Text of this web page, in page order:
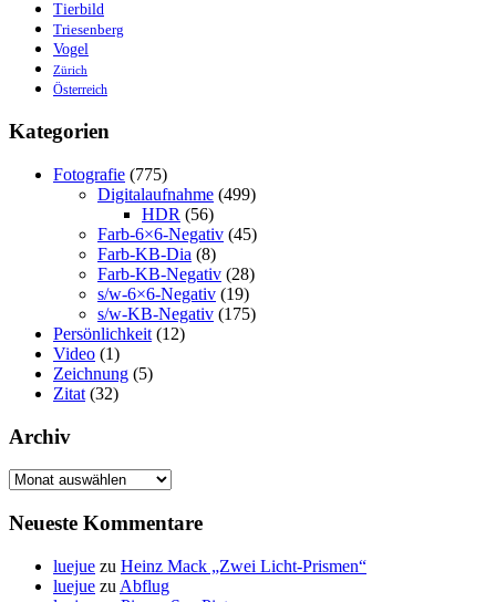
Tierbild
Triesenberg
Vogel
Zürich
Österreich
Kategorien
Fotografie (775)
Digitalaufnahme (499)
HDR (56)
Farb-6×6-Negativ (45)
Farb-KB-Dia (8)
Farb-KB-Negativ (28)
s/w-6×6-Negativ (19)
s/w-KB-Negativ (175)
Persönlichkeit (12)
Video (1)
Zeichnung (5)
Zitat (32)
Archiv
Archiv
Neueste Kommentare
luejue zu Heinz Mack „Zwei Licht-Prismen“
luejue zu Abflug